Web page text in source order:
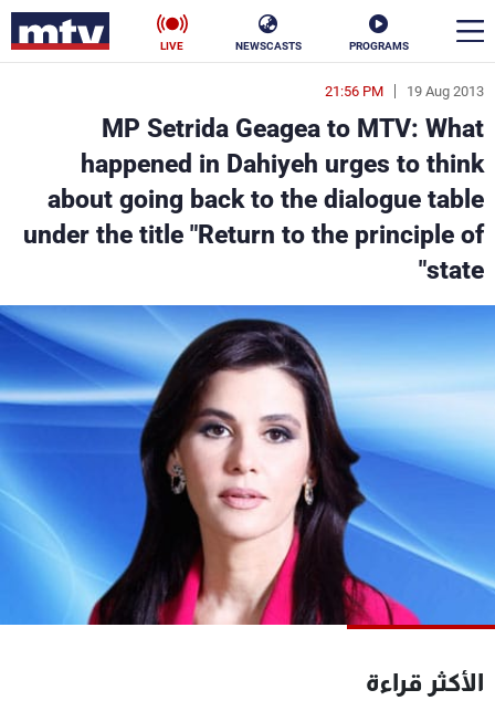
PROGRAMS
NEWSCASTS
LIVE
19 Aug 2013
21:56 PM
MP Setrida Geagea to MTV: What
happened in Dahiyeh urges to think
about going back to the dialogue table
under the title "Return to the principle of
state"
الأكثر قراءة
en
الأخبار
سياسة ناس
منوعات رياضة
كأس العالم
البرامج
جدول البرامج
شاهد البرامج
الترددات
عن MTV
لاعلاناتكم
وظائف